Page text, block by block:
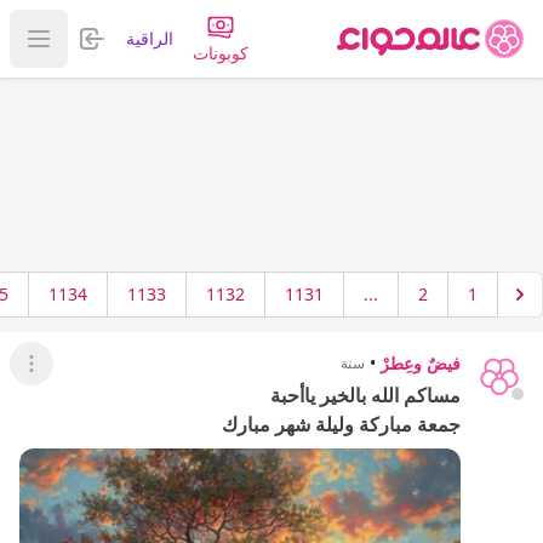
كوبونات
الراقية تسجيل
عرض
1
2
...
1131
1132
1133
1134
فيضٌ وعِطرْ • سنة عرض
مساكم الله بالخير ياأحبة
جمعة مباركة وليلة شهر مبارك